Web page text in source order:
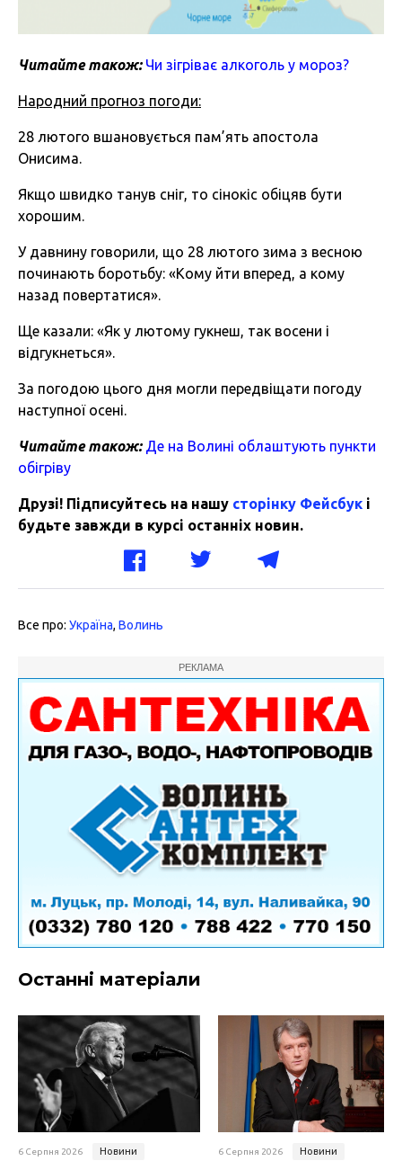
Читайте також: Чи зігріває алкоголь у мороз?
Народний прогноз погоди:
28 лютого вшановується пам’ять апостола
Онисима.
Якщо швидко танув сніг, то сінокіс обіцяв бути
хорошим.
У давнину говорили, що 28 лютого зима з весною
починають боротьбу: «Кому йти вперед, а кому
назад повертатися».
Ще казали: «Як у лютому гукнеш, так восени і
відгукнеться».
За погодою цього дня могли передвіщати погоду
наступної осені.
Читайте також: Де на Волині облаштують пункти
обігріву
Друзі! Підписуйтесь на нашу сторінку Фейсбук і
будьте завжди в курсі останніх новин.
Все про: Україна, Волинь
РЕКЛАМА
Останні матеріали
6 Серпня 2026 Новини 6 Серпня 2026 Новини